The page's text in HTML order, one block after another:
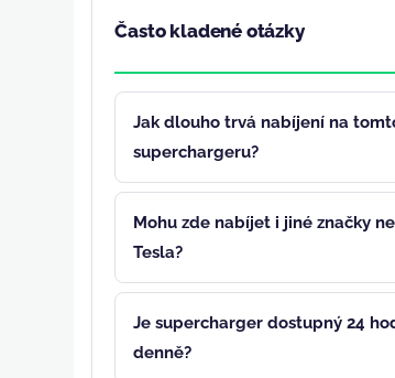
Často kladené otázky
Jak dlouho trvá nabíjení na
superchargeru?
Mohu zde nabíjet i jiné značky
Tesla?
Je supercharger dostupný 24
denně?